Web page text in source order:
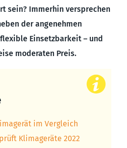
sein? Immerhin versprechen
der angenehmen
Einsetzbarkeit – und
moderaten Preis.
im Vergleich
Klimageräte 2022